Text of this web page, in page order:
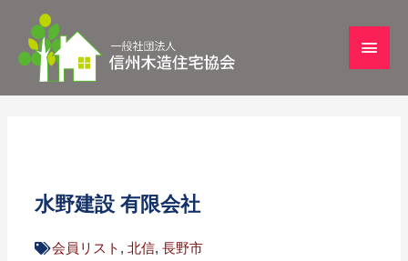
水野建設 有限会社
会員リスト ,北信,長野市